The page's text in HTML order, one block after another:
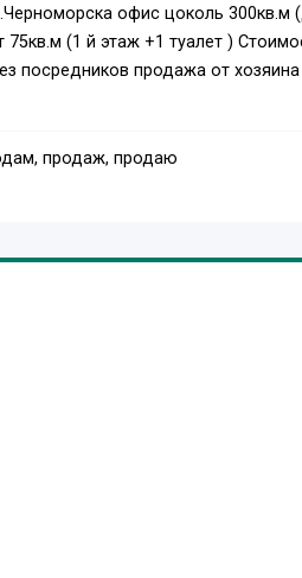
офис цоколь
(1 й этаж +1 туалет )
посредников продажа от хозяина
продаж, продаю